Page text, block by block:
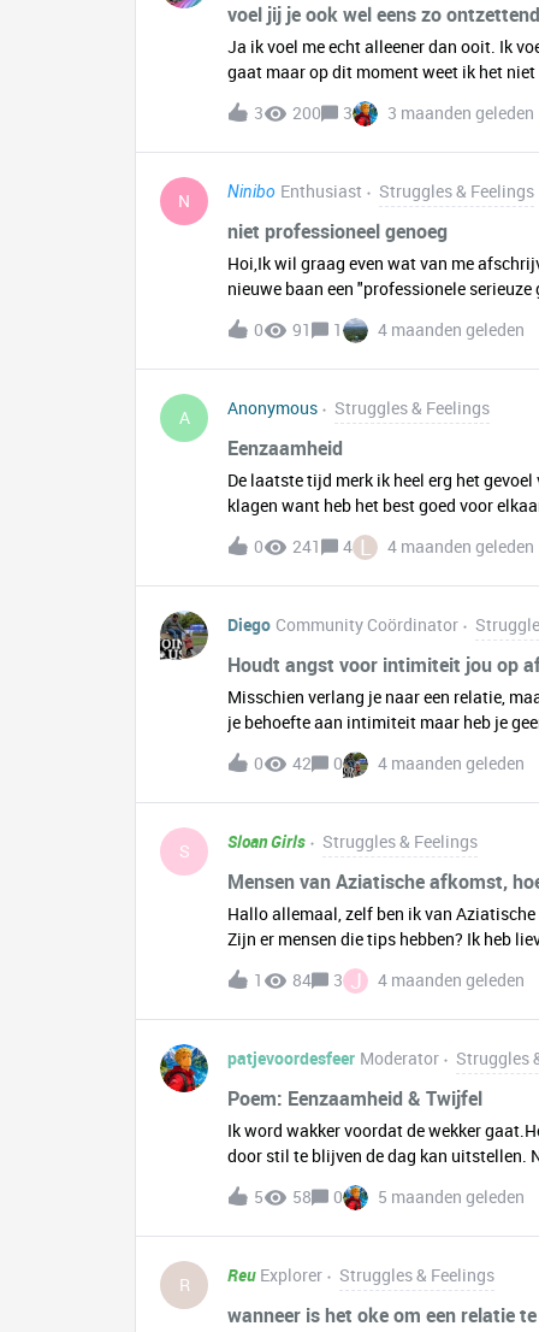
voel jij je ook wel eens zo
Ja ik voel me echt alleener dan ooit. Ik
gaat maar op dit moment weet ik het niet
3
200 3 3 maanden geleden
N Ninibo Enthusiast Struggles & Feelings
niet professioneel genoeg
Hoi,Ik wil graag even wat van me
nieuwe baan een "professionele
liep gesmeerd en ik voelde me als een
verloop en vertrekkende collegas
allemaal nieuwe collega's in een team
getrokken waardoor er een reele kans
tegen van alles aanloop. Van
toen ik nog een goed functionerend team
de bovenstaande omstandi
0 91 1 4 maanden geleden
A Anonymous Struggles & Feelings
Eenzaamheid
De laatste tijd merk ik heel erg het
klagen want heb het best goed voor
klopt gewoon. Maar niemand om het
moeilijk om jezelf open te stellen. T
0 241 4 L 4 maanden geleden
Diego Community Coördinator
Houdt angst voor intimiteit jou op
Misschien verlang je naar een relatie,
je behoefte aan intimiteit maar heb je
programma van BNNVARA zoekt
weinig tot geen ervaring hebben met
twee weken word je begeleid door
aanlopen en zet samen bijzondere
eerste week van mei 2026 op een mooie,
de website: https://
0 42 0 4 maanden geleden
S Sloan Girls Struggles & Feelings
Mensen van Aziatische afkomst,
Hallo allemaal, zelf ben ik van
Zijn er mensen die tips hebben? Ik heb
als een grapje.’ of ‘Dat zou niet mogen
gebeuren, maar het gebeurd toch.
1 84 3 J 4 maanden geleden
patjevoordesfeer Moderator Struggles
Poem: Eenzaamheid & Twijfel
Ik word wakker voordat de wekker
door stil te blijven de dag kan uitstellen.
denken. Meldingen. Foto’s. Iemand met
straalt op een terras met een bijschrift
neer.En daar is het. Dat kleine zinnetje
Alsof mijn gedachten meer echo krijgen
tijdens de lunch. Als iemand vraagt hoe
5 58 0 5 maanden geleden
R Reu Explorer Struggles & Feelings
wanneer is het oke om een relatie